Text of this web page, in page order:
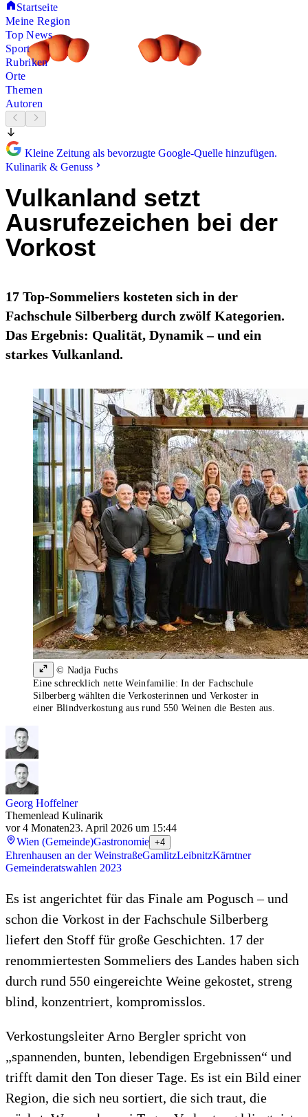
Startseite
Meine Region
Top News
Sport
Rubriken
Orte
Themen
Autoren
Kleine Zeitung als bevorzugte Google-Quelle hinzufügen.
Kulinarik & Genuss
Vulkanland setzt
Ausrufezeichen bei der
Vorkost
17 Top-Sommeliers kosteten sich in der
Fachschule Silberberg durch zwölf Kategorien.
Das Ergebnis: Qualität, Dynamik – und ein
starkes Vulkanland.
© Nadja Fuchs
Eine schrecklich nette Weinfamilie: In der Fachschule
Silberberg wählten die Verkosterinnen und Verkoster in
einer Blindverkostung aus rund 550 Weinen die Besten aus.
Georg Hoffelner
Themenlead Kulinarik
vor 4 Monaten23. April 2026 um 15:44
Wien (Gemeinde)Gastronomie +4
Ehrenhausen an der WeinstraßeGamlitzLeibnitzKärntner
Gemeinderatswahlen 2023
Es ist angerichtet für das Finale am Pogusch – und
schon die Vorkost in der Fachschule Silberberg
liefert den Stoff für große Geschichten. 17 der
renommiertesten Sommeliers des Landes haben sich
durch rund 550 eingereichte Weine gekostet, streng
blind, konzentriert, kompromisslos.
Verkostungsleiter Arno Bergler spricht von
„spannenden, bunten, lebendigen Ergebnissen“ und
trifft damit den Ton dieser Tage. Es ist ein Bild einer
Region, die sich neu sortiert, die sich traut, die